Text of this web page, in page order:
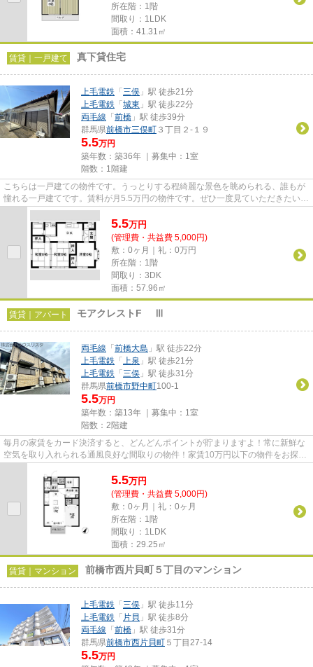
所在階：1階
間取り：1LDK
面積：41.31㎡
賃貸｜一戸建て 真下貸住宅
上毛電鉄 「 三俣 」駅 徒歩21分
上毛電鉄 「 城東 」駅 徒歩22分
両毛線 「 前橋 」駅 徒歩39分
群馬県前橋市三俣町 ３丁目２-１９
5.5万円
築年数：築36年 ｜募集中： 1室
階数：1階建
こちらは一戸建ての物件です。うっとりする程綺麗な景色を眺められる、誰もが
憧れる一戸建てです。賃料が月5.5万円の物件です。ぜひ一度見ていただきたい、
「真下貸住宅」です。お客様...
5.5万円
(管理費・共益費 5,000円)
敷：0ヶ月｜礼：0万円
所在階：1階
間取り：3DK
面積：57.96㎡
賃貸｜アパート モアクレストF Ⅲ
両毛線 「 前橋大島 」駅 徒歩22分
上毛電鉄 「 上泉 」駅 徒歩21分
上毛電鉄 「 三俣 」駅 徒歩31分
群馬県前橋市野中町100-1
5.5万円
築年数：築13年 ｜募集中： 1室
階数：2階建
毎月の家賃をカード決済すると、どんどんポイントが貯まりますよ！常に新鮮な
空気を取り入れられる通風良好な間取りの物件！家賃10万円以下の物件をお探し
5.5万円
(管理費・共益費 5,000円)
敷：0ヶ月｜礼：0ヶ月
所在階：1階
間取り：1LDK
面積：29.25㎡
賃貸｜マンション 前橋市西片貝町５丁目のマンション
上毛電鉄 「 三俣 」駅 徒歩11分
上毛電鉄 「 片貝 」駅 徒歩8分
両毛線 「 前橋 」駅 徒歩31分
群馬県前橋市西片貝町 ５丁目27-14
5.5万円